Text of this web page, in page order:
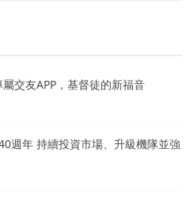
交友APP，基督徒的新福音
週年 持續投資市場、升級機隊並強